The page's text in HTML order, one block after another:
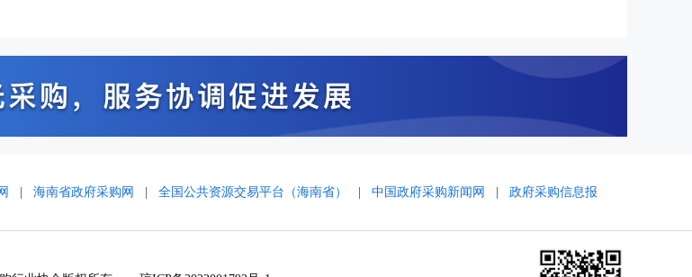
海南省政府采购网 全国公共资源交易平台（海南省） 中国政府采购新闻网 政府采购信息报